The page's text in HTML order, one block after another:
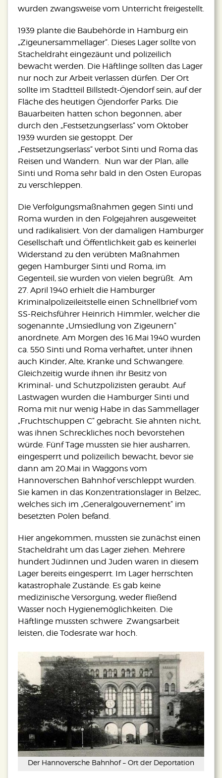
wurden zwangsweise vom Unterricht freigestellt.
1939 plante die Baubehörde in Hamburg ein
„Zigeunersammellager“. Dieses Lager sollte von
Stacheldraht eingezäunt und polizeilich
bewacht werden. Die Häftlinge sollten das Lager
nur noch zur Arbeit verlassen dürfen. Der Ort
sollte im Stadtteil Billstedt-Öjendorf sein, auf der
Fläche des heutigen Öjendorfer Parks. Die
Bauarbeiten hatten schon begonnen, aber
durch den „Festsetzungserlass“ vom Oktober
1939 wurden sie gestoppt. Der
„Festsetzungserlass“ verbot Sinti und Roma das
Reisen und Wandern. Nun war der Plan, alle
Sinti und Roma sehr bald in den Osten Europas
zu verschleppen.
Die Verfolgungsmaßnahmen gegen Sinti und
Roma wurden in den Folgejahren ausgeweitet
und radikalisiert. Von der damaligen Hamburger
Gesellschaft und Öffentlichkeit gab es keinerlei
Widerstand zu den verübten Maßnahmen
gegen Hamburger Sinti und Roma, im
Gegenteil, sie wurden von vielen begrüßt. Am
27. April 1940 erhielt die Hamburger
Kriminalpolizeileitstelle einen Schnellbrief vom
SS-Reichsführer Heinrich Himmler, welcher die
sogenannte „Umsiedlung von Zigeunern“
anordnete. Am Morgen des 16.Mai 1940 wurden
ca. 550 Sinti und Roma verhaftet, unter ihnen
auch Kinder, Alte, Kranke und Schwangere.
Gleichzeitig wurde ihnen ihr Besitz von
Kriminal- und Schutzpolizisten geraubt. Auf
Lastwagen wurden die Hamburger Sinti und
Roma mit nur wenig Habe in das Sammellager
„Fruchtschuppen C“ gebracht. Sie ahnten nicht,
was ihnen Schreckliches noch bevorstehen
würde. Fünf Tage mussten sie hier ausharren,
eingesperrt und polizeilich bewacht, bevor sie
dann am 20.Mai in Waggons vom
Hannoverschen Bahnhof verschleppt wurden.
Sie kamen in das Konzentrationslager in Belzec,
welches sich im „Generalgouvernement“ im
besetzten Polen befand.
Hier angekommen, mussten sie zunächst einen
Stacheldraht um das Lager ziehen. Mehrere
hundert Jüdinnen und Juden waren in diesem
Lager bereits eingesperrt. Im Lager herrschten
katastrophale Zustände. Es gab keine
medizinische Versorgung, weder fließend
Wasser noch Hygienemöglichkeiten. Die
Häftlinge mussten schwere Zwangsarbeit
leisten, die Todesrate war hoch.
Der Hannoversche Bahnhof – Ort der Deportation